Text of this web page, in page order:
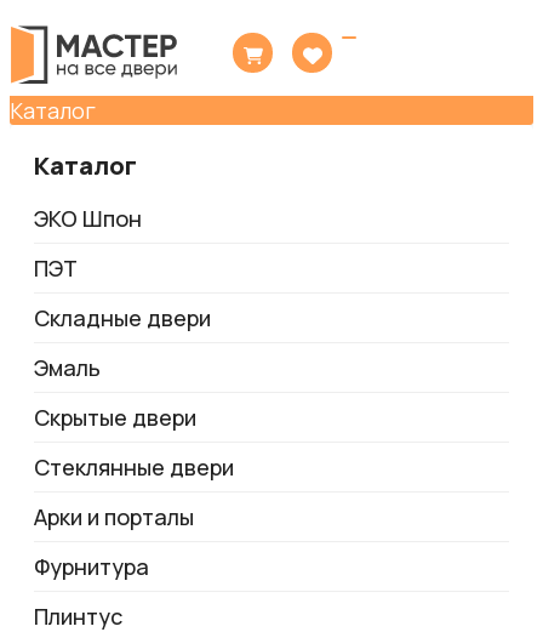
Каталог
Каталог
ЭКО Шпон
ПЭТ
Складные двери
Эмаль
Скрытые двери
Стеклянные двери
Арки и порталы
Фурнитура
Плинтус